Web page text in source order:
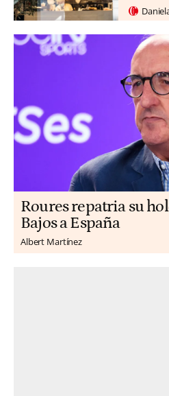
Roures repatria su
Bajos a España
Albert Martínez